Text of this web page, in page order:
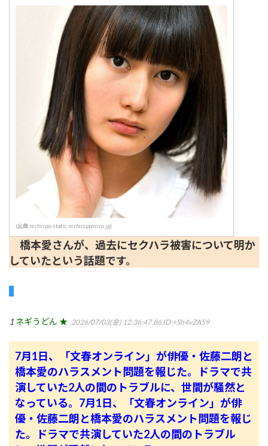
(出典 nishispo-static.nishinippon.co.jp)
橋本愛さんが、過去にセクハラ被害について明か
していたという話題です。
1 ネギうどん ★ :2026/07/03(金) 12:36:47.86 ID:+Sh4vZA59
7月1日、「文春オンライン」が俳優・佐藤二朗と
橋本愛のハラスメント問題を報じた。ドラマで共
演していた2人の間のトラブルに、世間が騒然と
なっている。 7月1日、「文春オンライン」が俳
優・佐藤二朗と橋本愛のハラスメント問題を報じ
た。ドラマで共演していた2人の間のトラブル